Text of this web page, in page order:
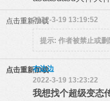
点击重新加载2022-3-19 13:19:52
提示: 作者被禁止或
点击重新加载
右边边
2022-3-19 13:23:22
我想找个超级变态